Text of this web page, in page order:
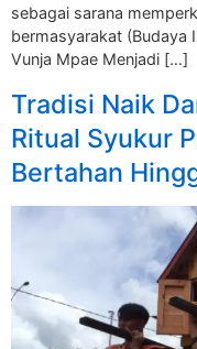
sebagai sarana
bermasyarakat (Budaya
Vunja Mpae Menjadi […]
Tradisi Naik
Ritual Syukur
Bertahan